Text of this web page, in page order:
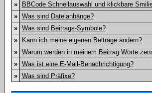
»
BBCode Schnellauswahl und klickbare
»
Was sind Dateianhänge?
»
Was sind Beitrags-Symbole?
»
Kann ich meine eigenen Beiträge ändern?
»
Warum werden in meinem Beitrag Worte
»
Was ist eine E-Mail-Benachrichtigung?
»
Was sind Präfixe?